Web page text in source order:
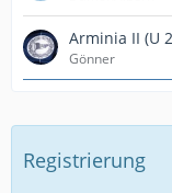
Arminia II (U
Gönner
Registrierung